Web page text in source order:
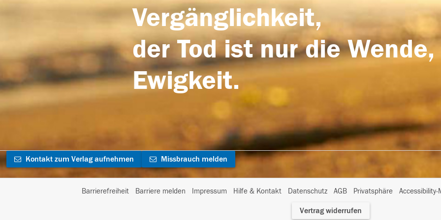
Vergänglichkeit,
der Tod ist nur die
Ewigkeit.
Kontakt zum Verlag aufnehmen Missbrauch melden
Barrierefreiheit Barriere melden Impressum Hilfe & Kontakt Datenschutz AGB Privatsphäre
I
Vertrag widerrufen